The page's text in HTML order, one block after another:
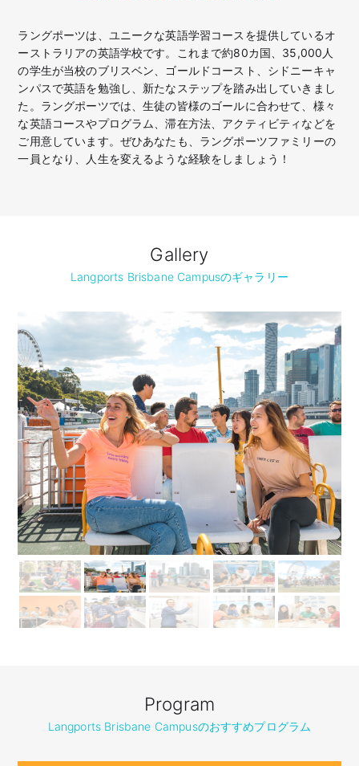
ラングポーツは、ユニークな英語学習コースを提供しているオ
ーストラリアの英語学校です。これまで約80カ国、35,000人
の学生が当校のブリスベン、ゴールドコースト、シドニーキャ
ンパスで英語を勉強し、新たなステップを踏み出していきまし
た。ラングポーツでは、生徒の皆様のゴールに合わせて、様々
な英語コースやプログラム、滞在方法、アクティビティなどを
ご用意しています。ぜひあなたも、ラングポーツファミリーの
一員となり、人生を変えるような経験をしましょう！
Gallery
Langports Brisbane Campusのギャラリー
Program
Langports Brisbane Campusのおすすめプログラム